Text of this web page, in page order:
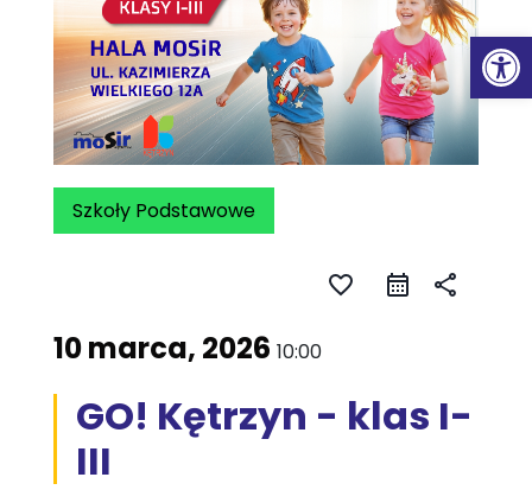
Szkoły Podstawowe
favorite_border share
10 marca, 2026 10:00
GO! Kętrzyn - klas I-
III